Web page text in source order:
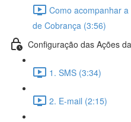
Como acompanhar
de Cobrança (3:56)
Configuração das Ações
1. SMS (3:34)
2. E-mail (2:15)